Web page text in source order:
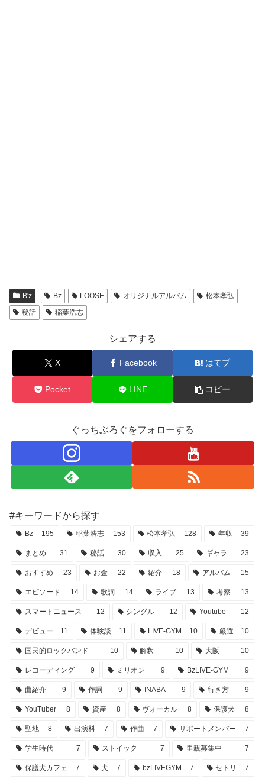
B'z Bz LOOSE オリジナルアルバム
松本孝弘
秘話
稲葉浩志
シェアする
X Facebook はてブ
Pocket LINE コピー
ぐっちぶろぐをフォローする
#キーワードから探す
Bz 195 稲葉浩志 153 松本孝弘 128 年収 39
まとめ 31 秘話 30 収入 25 ギャラ 23
おすすめ 23 お金 22 紹介 18 アルバム 15
エピソード 14 歌詞 14 ライブ 13 考察 13
スマートニュース 12 シングル 12 Youtube 12
デビュー 11 体験談 11 LIVE-GYM 10 厳選 10
国民的ロックバンド 10 解釈 10 大阪 10
レコーディング 9 ミリオン 9 BzLIVE-GYM 9
曲紹介 9 作詞 9 INABA 9 行き方 9
YouTuber 8 資産 8 ヴォーカル 8 保護犬 8
聖地 8 出演料 7 作曲 7 サポートメンバー 7
学生時代 7 ストイック 7 里親募集中 7
保護犬カフェ 7 犬 7 bzLIVEGYM 7 セトリ 7